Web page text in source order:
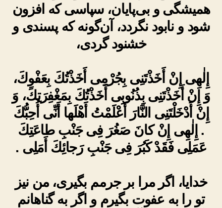
همیشگی و بی‌پایان، سپاسی که افزون
شود و نابود نگردد، آن‌گونه که پسندی و
خشنود گردی،
إِلٰهِى إِنْ أَخَذْتَنِى بِجُرْمِى أَخَذْتُكَ بِعَفْوِكَ،
وَ إِنْ أَخَذْتَنِى بِذُنُوبِى أَخَذْتُكَ بِمَغْفِرَتِكَ، وَ
إِنْ أَدْخَلْتَنِى النَّارَ أَعْلَمْتُ أَهْلَها أَنِّى أُحِبُّكَ
. إِلٰهِى إِنْ كانَ صَغُرَ فِى جَنْبِ طاعَتِكَ
عَمَلِى فَقَدْ كَبُرَ فِى جَنْبِ رَجائِكَ أَمَلِى .
خدایا، اگر مرا بر جرمم بگیری، من نیز
تو را به عفوت بگیرم و اگر به گناهانم